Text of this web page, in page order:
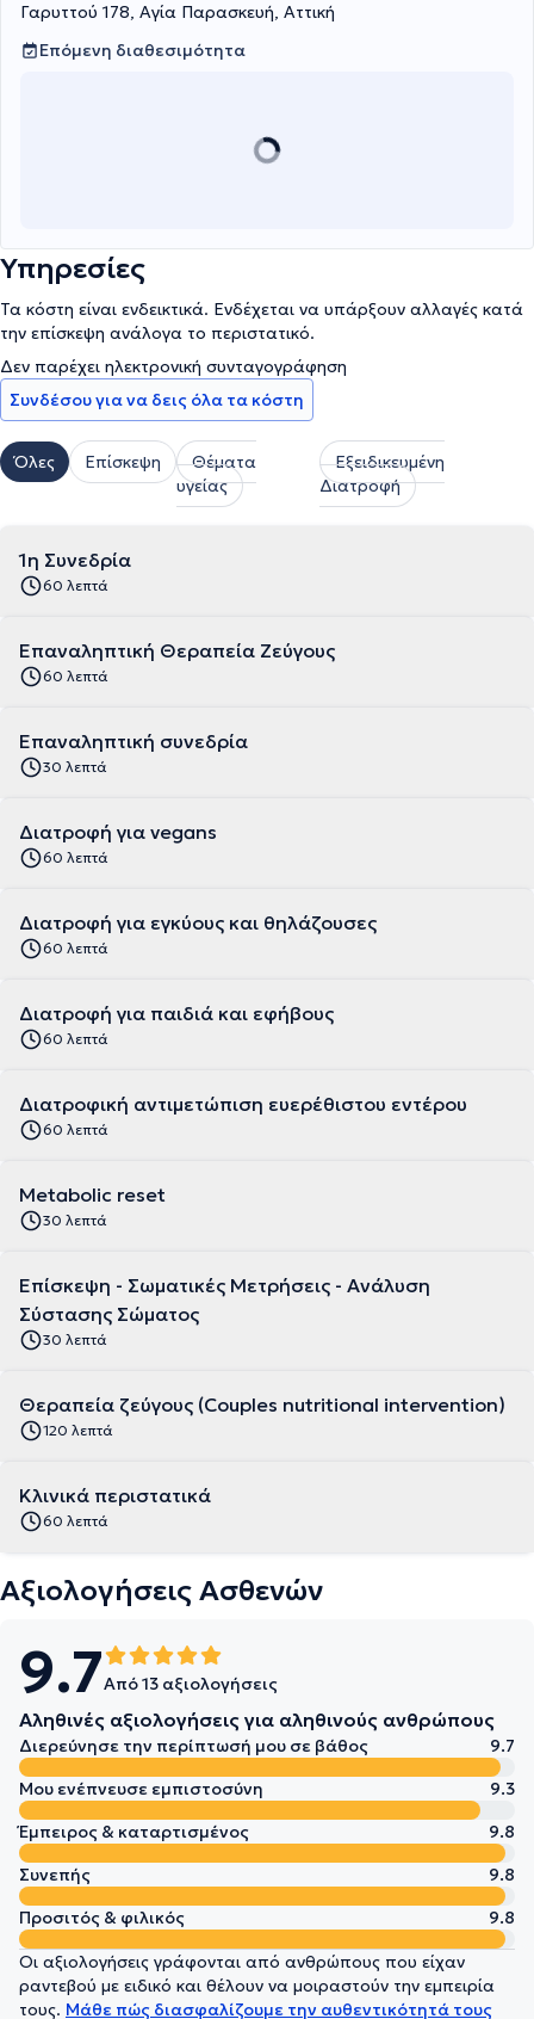
Γαρυττού 178, Αγία Παρασκευή, Αττική
Επόμενη διαθεσιμότητα
Υπηρεσίες
Τα κόστη είναι ενδεικτικά. Ενδέχεται να υπάρξουν αλλαγές κατά
την επίσκεψη ανάλογα το περιστατικό.
Δεν παρέχει ηλεκτρονική συνταγογράφηση
Συνδέσου για να δεις όλα τα κόστη
Όλες Επίσκεψη
Θέματα
υγείας
Εξειδικευμένη
Διατροφή
1η Συνεδρία
60 λεπτά
Επαναληπτική Θεραπεία Ζεύγους
60 λεπτά
Επαναληπτική συνεδρία
30 λεπτά
Διατροφή για vegans
60 λεπτά
Διατροφή για εγκύους και θηλάζουσες
60 λεπτά
Διατροφή για παιδιά και εφήβους
60 λεπτά
Διατροφική αντιμετώπιση ευερέθιστου εντέρου
60 λεπτά
Metabolic reset
30 λεπτά
Επίσκεψη - Σωματικές Μετρήσεις - Ανάλυση
Σύστασης Σώματος
30 λεπτά
Θεραπεία ζεύγους (Couples nutritional intervention)
120 λεπτά
Κλινικά περιστατικά
60 λεπτά
Αξιολογήσεις Ασθενών
9.7Από 13 αξιολογήσεις
Αληθινές αξιολογήσεις για αληθινούς ανθρώπους
Διερεύνησε την περίπτωσή μου σε βάθος
9.7
Μου ενέπνευσε εμπιστοσύνη
9.3
Έμπειρος & καταρτισμένος
9.8
Συνεπής
9.8
Προσιτός & φιλικός
9.8
Οι αξιολογήσεις γράφονται από ανθρώπους που είχαν
ραντεβού με ειδικό και θέλουν να μοιραστούν την εμπειρία
τους. Μάθε πώς διασφαλίζουμε την αυθεντικότητά τους